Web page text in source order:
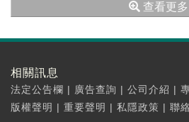
查看更多
相關訊息
法定公告欄 | 廣告查詢 | 公司介紹 |
版權聲明 | 重要聲明 | 私隱政策 | 聯